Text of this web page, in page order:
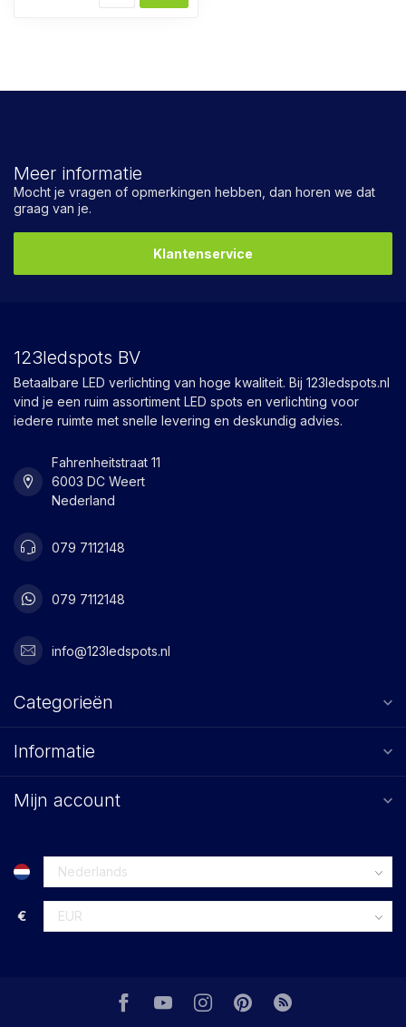
Meer informatie
Mocht je vragen of opmerkingen hebben, dan horen we dat
graag van je.
Klantenservice
123ledspots BV
Betaalbare LED verlichting van hoge kwaliteit. Bij 123ledspots.nl
vind je een ruim assortiment LED spots en verlichting voor
iedere ruimte met snelle levering en deskundig advies.
Fahrenheitstraat 11
6003 DC Weert
Nederland
079 7112148
079 7112148
info@123ledspots.nl
Categorieën
Informatie
Mijn account
€